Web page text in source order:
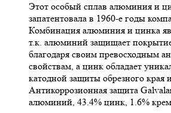
Этот особый сплав алюминия и
запатентовала в 1960-е годы
Комбинация алюминия и цинка
т.к. алюминий защищает
благодаря своим превосходным
свойствам, а цинк обладает
катодной защиты обрезного края
Антикоррозионная защита
алюминий, 43.4% цинк, 1.6%